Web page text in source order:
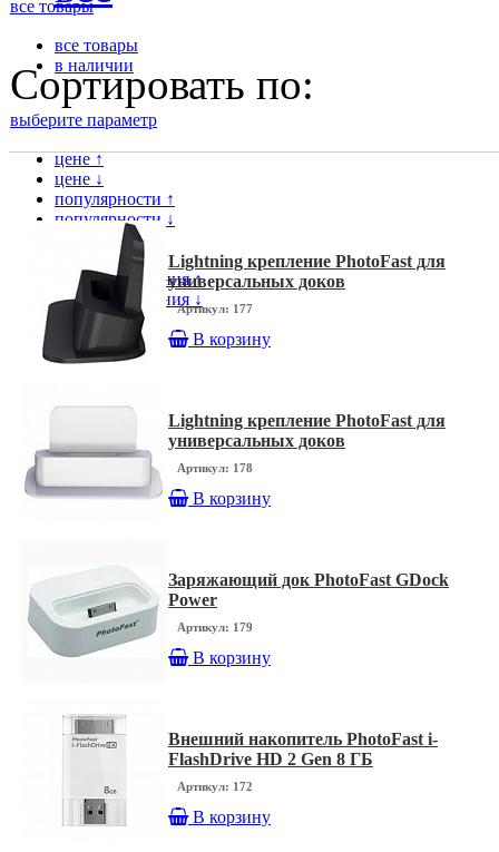
все товары
все товары
в наличии
Сортировать по:
выберите параметр
цене ↑
цене ↓
популярности ↑
популярности ↓
модели ↑
модели ↓
дате поступления ↑
дате поступления ↓
Lightning крепление PhotoFast для
универсальных доков
Артикул: 177
В корзину
Lightning крепление PhotoFast для
универсальных доков
Артикул: 178
В корзину
Заряжающий док PhotoFast GDock
Power
Артикул: 179
В корзину
Внешний накопитель PhotoFast i-
FlashDrive HD 2 Gen 8 ГБ
Артикул: 172
В корзину